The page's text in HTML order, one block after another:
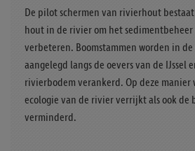
De pilot schermen van rivierhout
hout in de rivier om het
verbeteren. Boomstammen worden in de
aangelegd langs de oevers van de IJssel
rivierbodem verankerd. Op deze manier
ecologie van de rivier verrijkt als ook de
verminderd.